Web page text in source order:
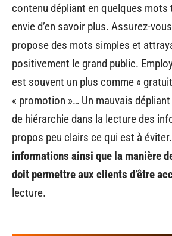
contenu dépliant en quelques mots
envie d’en savoir plus. Assurez-
propose des mots simples et
positivement le grand public.
est souvent un plus comme «
« promotion »… Un mauvais
de hiérarchie dans la lecture des
propos peu clairs ce qui est à éviter.
informations ainsi que la manière
doit permettre aux clients d’être
lecture.